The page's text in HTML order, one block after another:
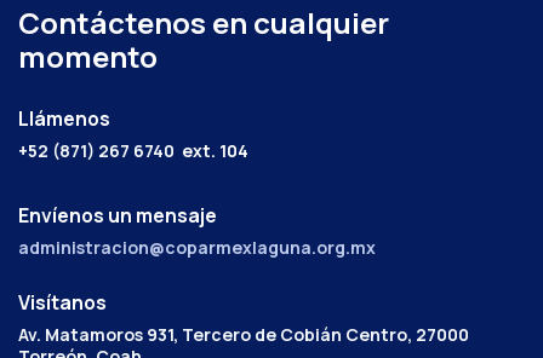
Contáctenos en cualquier
momento
Llámenos
+52 (871) 267 6740 ext. 104
Envíenos un mensaje
administracion@coparmexlaguna.org.mx
Visítanos
Av. Matamoros 931, Tercero de Cobián Centro, 27000